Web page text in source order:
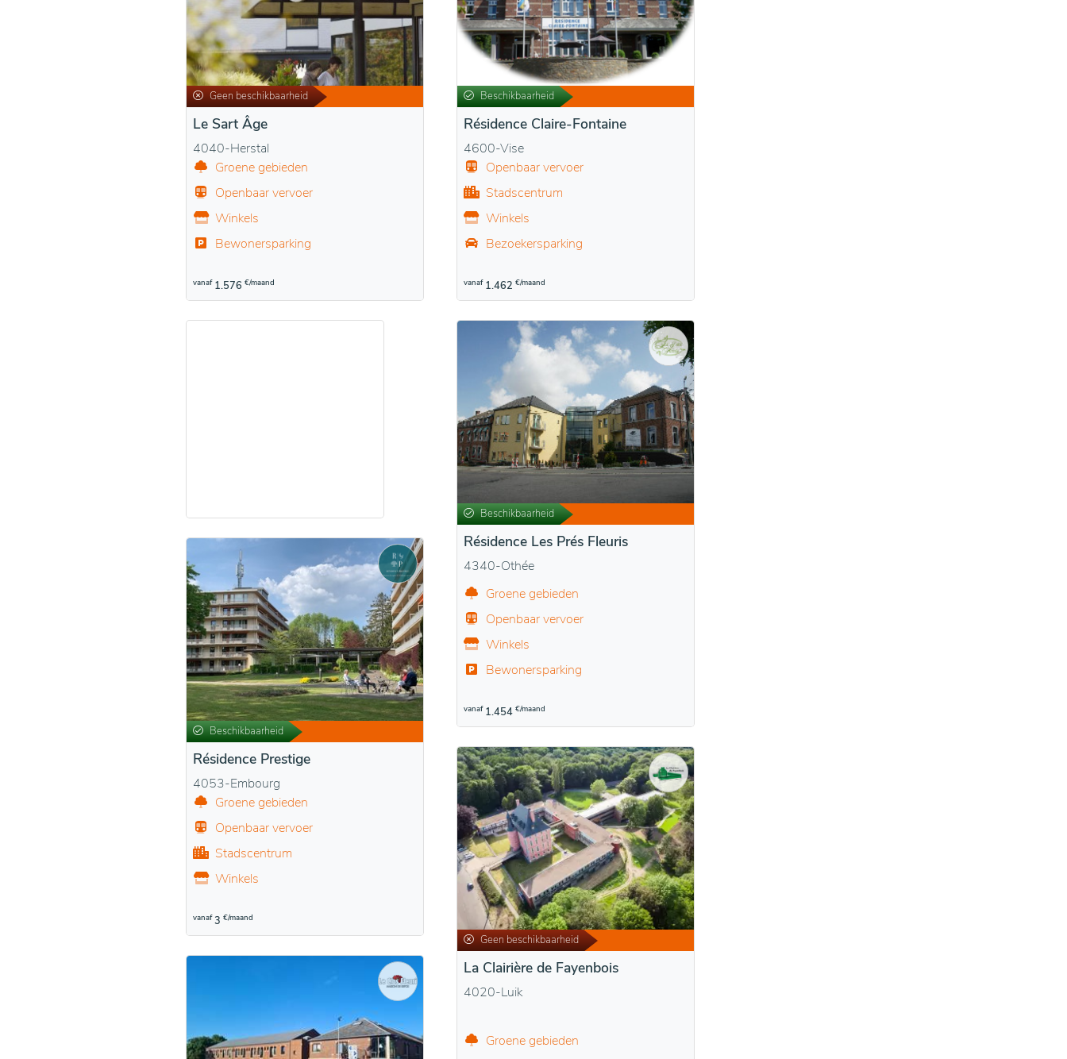
Geen beschikbaarheid
Le Sart Âge
4040-Herstal
Groene gebieden
Openbaar vervoer
Winkels
Bewonersparking
vanaf 1.576 €/maand
Beschikbaarheid
Résidence Claire-Fontaine
4600-Vise
Openbaar vervoer
Stadscentrum
Winkels
Bezoekersparking
vanaf 1.462 €/maand
Beschikbaarheid
Résidence Les Prés Fleuris
4340-Othée
Groene gebieden
Openbaar vervoer
Winkels
Bewonersparking
vanaf 1.454 €/maand
Beschikbaarheid
Résidence Prestige
4053-Embourg
Groene gebieden
Openbaar vervoer
Stadscentrum
Winkels
vanaf 3 €/maand
Geen beschikbaarheid
La Clairière de Fayenbois
4020-Luik
Groene gebieden